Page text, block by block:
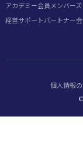
アカデミー会員 メンバー
経営サポートパートナー
個人情報